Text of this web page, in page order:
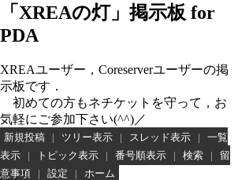
「XREAの灯」掲示板 for
PDA
XREAユーザー，Coreserverユーザーの掲
示板です．
初めての方もネチケットを守って，お
気軽にご参加下さい(^^)／
新規投稿 | ツリー表示 | スレッド表示 |
一覧
表示
| トピック表示 | 番号順表示 | 検索 |
留
意事項
| 設定 |
ホーム